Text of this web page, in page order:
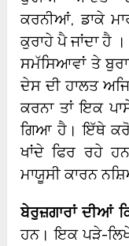
ਕਰਨੀਆਂ, ਡਾਕੇ
ਕੁਰਾਹੇ ਪੈ ਜਾਂਦਾ
ਸਮੱਸਿਆਵਾਂ ਤੇ
ਦੇਸ ਦੀ ਹਾਲਤ
ਕਰਨਾ ਤਾਂ ਇਕ
ਗਿਆ ਹੈ। ਇੱਥੇ
ਖਾਂਦੇ ਫਿਰ ਰਹੇ
ਮਾਯੂਸੀ ਕਾਰਨ
ਬੇਰੁਜ਼ਗਾਰਾਂ ਦੀਆਂ
ਹਨ। ਇਕ ਪੜੇ-